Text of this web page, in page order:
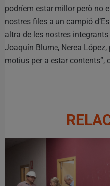
podríem estar millor però no
nostres files a un campió
altra de les nostres integrants
Joaquín Blume, Nerea
motius per a estar contents”,